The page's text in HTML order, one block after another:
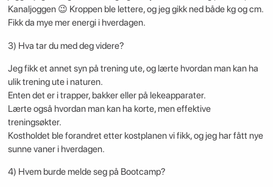
Kanaljoggen 😉 Kroppen ble lettere, og jeg gikk ned både kg og cm.
Fikk da mye mer energi i hverdagen.
3) Hva tar du med deg videre?
Jeg fikk et annet syn på trening ute, og lærte hvordan man kan ha
ulik trening ute i naturen.
Enten det er i trapper, bakker eller på lekeapparater.
Lærte også hvordan man kan ha korte, men effektive
treningsøkter.
Kostholdet ble forandret etter kostplanen vi fikk, og jeg har fått nye
sunne vaner i hverdagen.
4) Hvem burde melde seg på Bootcamp?